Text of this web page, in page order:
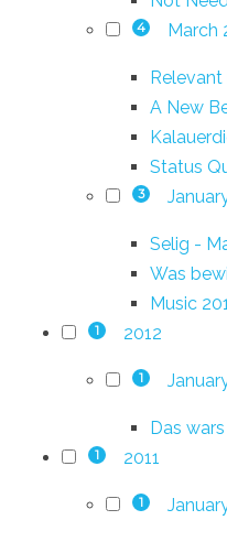
4 March
A New
Status
3
Selig -
Was
Music
1 2012
1
Das
1 2011
1